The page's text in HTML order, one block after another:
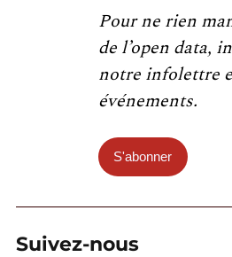
Pour ne rien
de l’open data,
notre infolettre
événements.
S'abonner
Suivez-nous